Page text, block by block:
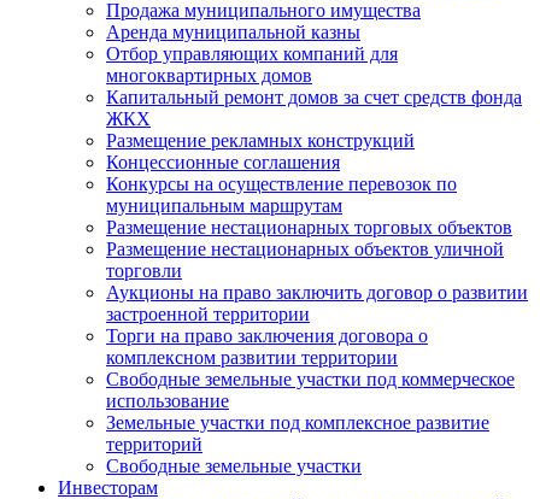
Продажа муниципального имущества
Аренда муниципальной казны
Отбор управляющих компаний для
многоквартирных домов
Капитальный ремонт домов за счет средств фонда
ЖКХ
Размещение рекламных конструкций
Концессионные соглашения
Конкурсы на осуществление перевозок по
муниципальным маршрутам
Размещение нестационарных торговых объектов
Размещение нестационарных объектов уличной
торговли
Аукционы на право заключить договор о развитии
застроенной территории
Торги на право заключения договора о
комплексном развитии территории
Свободные земельные участки под коммерческое
использование
Земельные участки под комплексное развитие
территорий
Свободные земельные участки
Инвесторам